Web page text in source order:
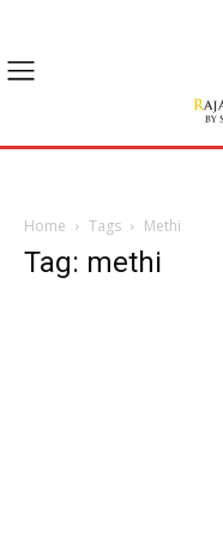
Home Tags Methi
Tag: methi